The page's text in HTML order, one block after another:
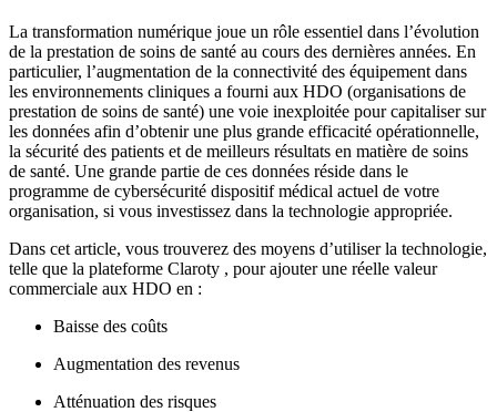
La transformation numérique joue un rôle essentiel dans l’évolution
de la prestation de soins de santé au cours des dernières années. En
particulier, l’augmentation de la connectivité des équipement dans
les environnements cliniques a fourni aux HDO (organisations de
prestation de soins de santé) une voie inexploitée pour capitaliser sur
les données afin d’obtenir une plus grande efficacité opérationnelle,
la sécurité des patients et de meilleurs résultats en matière de soins
de santé. Une grande partie de ces données réside dans le
programme de cybersécurité dispositif médical actuel de votre
organisation, si vous investissez dans la technologie appropriée.
Dans cet article, vous trouverez des moyens d’utiliser la technologie,
telle que la plateforme Claroty , pour ajouter une réelle valeur
commerciale aux HDO en :
Baisse des coûts
Augmentation des revenus
Atténuation des risques